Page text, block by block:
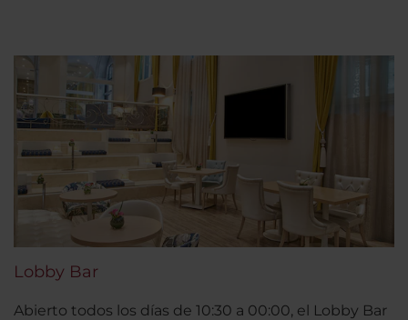
Lobby Bar
Abierto todos los días de 10:30 a 00:00, el Lobby Bar